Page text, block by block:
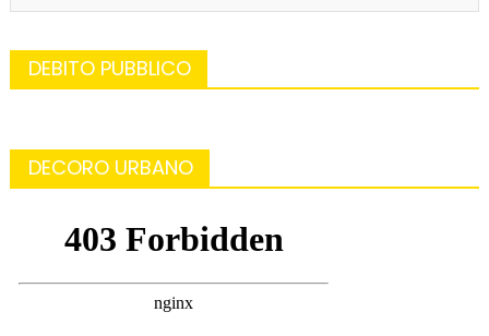
DEBITO PUBBLICO
DECORO URBANO